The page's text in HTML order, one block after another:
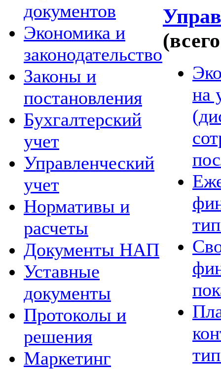
документов
Экономика и
законодательство
Законы и
постановления
Бухгалтерский
учет
Управленческий
учет
Нормативы и
расчеты
Документы НАП
Уставные
документы
Протоколы и
решения
Маркетинг
на